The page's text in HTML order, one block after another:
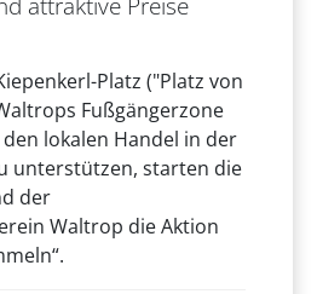
Platz ("Platz von
Fußgängerzone
lokalen Handel in der
unterstützen, starten die
der
Waltrop die Aktion